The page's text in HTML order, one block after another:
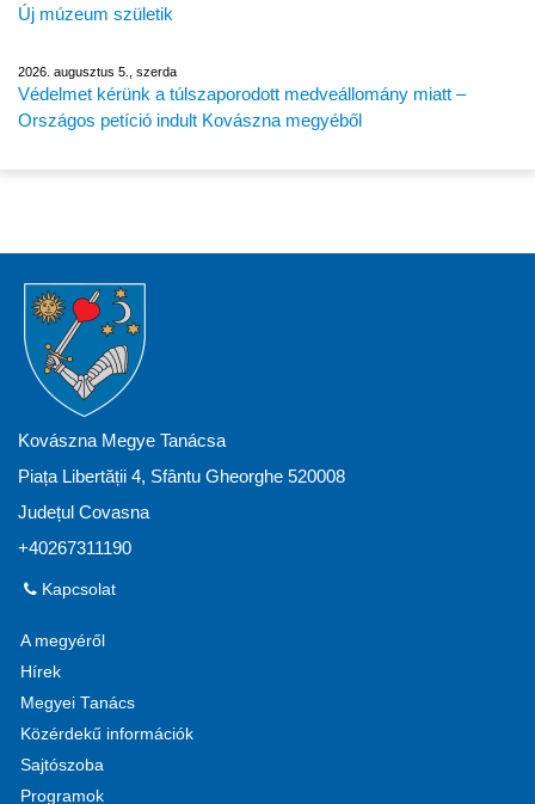
Új múzeum születik
2026. augusztus 5., szerda
Védelmet kérünk a túlszaporodott medveállomány miatt –
Országos petíció indult Kovászna megyéből
Kovászna Megye Tanácsa
Piața Libertății 4, Sfântu Gheorghe 520008
Județul Covasna
+40267311190
Kapcsolat
A megyéről
Hírek
Megyei Tanács
Közérdekű információk
Sajtószoba
Programok